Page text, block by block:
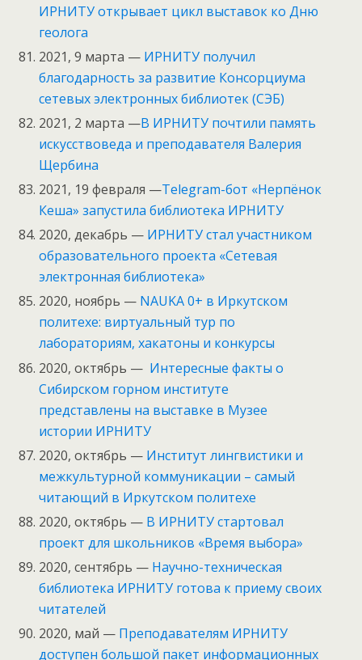
ИРНИТУ открывает цикл выставок ко Дню
геолога
2021, 9 марта — ИРНИТУ получил
благодарность за развитие Консорциума
сетевых электронных библиотек (СЭБ)
2021, 2 марта —В ИРНИТУ почтили память
искусствоведа и преподавателя Валерия
Щербина
2021, 19 февраля —Telegram-бот «Нерпёнок
Кеша» запустила библиотека ИРНИТУ
2020, декабрь — ИРНИТУ стал участником
образовательного проекта «Сетевая
электронная библиотека»
2020, ноябрь — NAUKA 0+ в Иркутском
политехе: виртуальный тур по
лабораториям, хакатоны и конкурсы
2020, октябрь — Интересные факты о
Сибирском горном институте
представлены на выставке в Музее
истории ИРНИТУ
2020, октябрь — Институт лингвистики и
межкультурной коммуникации – самый
читающий в Иркутском политехе
2020, октябрь — В ИРНИТУ стартовал
проект для школьников «Время выбора»
2020, сентябрь — Научно-техническая
библиотека ИРНИТУ готова к приему своих
читателей
2020, май — Преподавателям ИРНИТУ
доступен большой пакет информационных